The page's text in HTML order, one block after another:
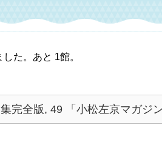
た。あと 1館。
完全版, 49 「小松左京マガジ
ュー